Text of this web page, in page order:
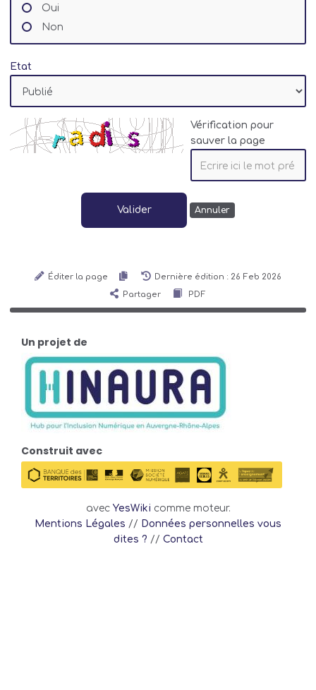
Oui
Non
Etat
Vérification pour
sauver la page
Valider Annuler
Éditer la page
Dernière édition : 26 Feb 2026
Partager
PDF
Un projet de
Construit avec
avec YesWiki comme moteur.
Mentions Légales // Données personnelles vous
dites ? // Contact